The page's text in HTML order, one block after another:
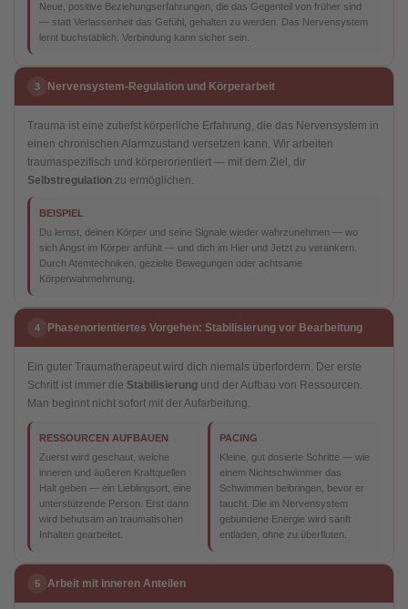
Neue, positive Beziehungserfahrungen, die das Gegenteil von früher sind
— statt Verlassenheit das Gefühl, gehalten zu werden. Das Nervensystem
lernt buchstäblich: Verbindung kann sicher sein.
3 Nervensystem-Regulation und Körperarbeit
Trauma ist eine zutiefst körperliche Erfahrung, die das Nervensystem in
einen chronischen Alarmzustand versetzen kann. Wir arbeiten
traumaspezifisch und körperorientiert — mit dem Ziel, dir
Selbstregulation zu ermöglichen.
BEISPIEL
Du lernst, deinen Körper und seine Signale wieder wahrzunehmen — wo
sich Angst im Körper anfühlt — und dich im Hier und Jetzt zu verankern.
Durch Atemtechniken, gezielte Bewegungen oder achtsame
Körperwahrnehmung.
4 Phasenorientiertes Vorgehen: Stabilisierung vor Bearbeitung
Ein guter Traumatherapeut wird dich niemals überfordern. Der erste
Schritt ist immer die Stabilisierung und der Aufbau von Ressourcen.
Man beginnt nicht sofort mit der Aufarbeitung.
RESSOURCEN AUFBAUEN
Zuerst wird geschaut, welche
inneren und äußeren Kraftquellen
Halt geben — ein Lieblingsort, eine
unterstützende Person. Erst dann
wird behutsam an traumatischen
Inhalten gearbeitet.
PACING
Kleine, gut dosierte Schritte — wie
einem Nichtschwimmer das
Schwimmen beibringen, bevor er
taucht. Die im Nervensystem
gebundene Energie wird sanft
entladen, ohne zu überfluten.
5 Arbeit mit inneren Anteilen